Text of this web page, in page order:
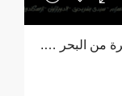
من البحر ….